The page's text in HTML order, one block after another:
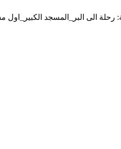
الثاني عدد اوراق هذه المذكرة 16 ورقة وتتضمن المواضيع